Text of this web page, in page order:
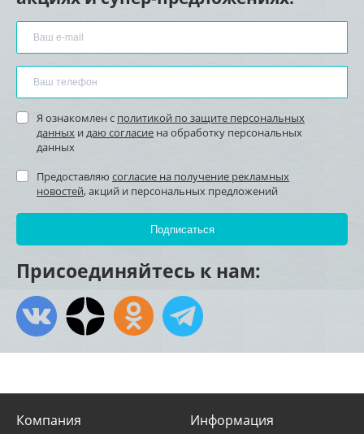
Я ознакомлен с политикой по защите персональных
данных и даю согласие на обработку персональных
данных
Предоставляю согласие на получение рекламных
новостей, акций и персональных предложений
Присоединяйтесь к нам:
Компания Информация